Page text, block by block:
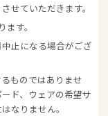
せていただきます。
す。
止になる場合がござ
ものではありませ
ド、ウェアの希望サ
なりません。